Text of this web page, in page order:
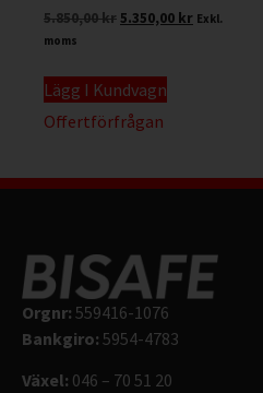
5.850,00kr5.350,00 kr Exkl.
moms
Lägg I Kundvagn
Offertförfrågan
Orgnr: 559416-1076
Bankgiro: 5954-4783
Växel: 046 – 70 51 20